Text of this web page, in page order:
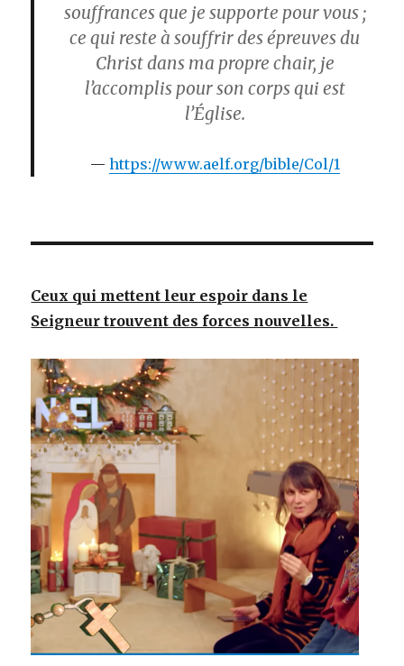
souffrances que je supporte pour vous ;
ce qui reste à souffrir des épreuves du
Christ dans ma propre chair, je
l’accomplis pour son corps qui est
l’Église.
https://www.aelf.org/bible/Col/1
Ceux qui mettent leur espoir dans le
Seigneur trouvent des forces nouvelles.